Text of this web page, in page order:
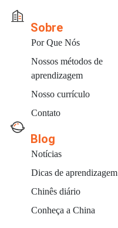
Sobre
Por Que Nós
Nossos métodos de
aprendizagem
Nosso currículo
Contato
Blog
Notícias
Dicas de aprendizagem
Chinês diário
Conheça a China